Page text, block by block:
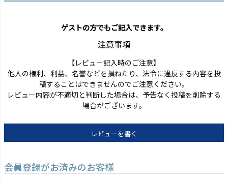
ゲストの方でもご記入できます。
注意事項
【レビュー記入時のご注意】
他人の権利、利益、名誉などを損ねたり、法令に違反する内容を投
稿することはできませんのでご注意ください。
レビュー内容が不適切と判断した場合は、予告なく投稿を削除する
場合がございます。
レビューを書く
会員登録がお済みのお客様